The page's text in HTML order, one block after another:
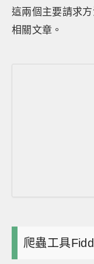
這兩個主要請求
相關文章。
爬蟲工具